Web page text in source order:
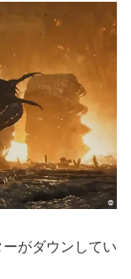
がダウンしてい